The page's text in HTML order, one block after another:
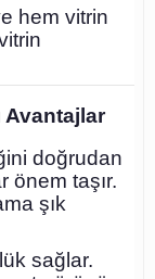
hem vitrin
Avantajlar
doğrudan
önem taşır.
şık
sağlar.